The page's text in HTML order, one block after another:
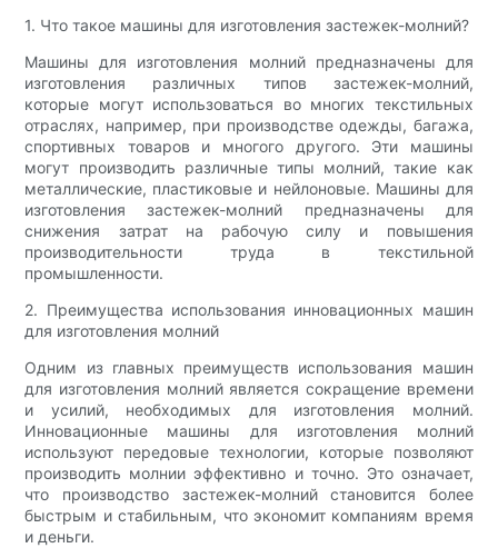
1. Что такое машины для изготовления застежек-молний?
Машины для изготовления молний предназначены для
изготовления различных типов застежек-молний,
которые могут использоваться во многих текстильных
отраслях, например, при производстве одежды, багажа,
спортивных товаров и многого другого. Эти машины
могут производить различные типы молний, такие как
металлические, пластиковые и нейлоновые. Машины для
изготовления застежек-молний предназначены для
снижения затрат на рабочую силу и повышения
производительности труда в текстильной
промышленности.
2. Преимущества использования инновационных машин
для изготовления молний
Одним из главных преимуществ использования машин
для изготовления молний является сокращение времени
и усилий, необходимых для изготовления молний.
Инновационные машины для изготовления молний
используют передовые технологии, которые позволяют
производить молнии эффективно и точно. Это означает,
что производство застежек-молний становится более
быстрым и стабильным, что экономит компаниям время
и деньги.